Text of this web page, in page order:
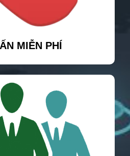
MIỄN PHÍ